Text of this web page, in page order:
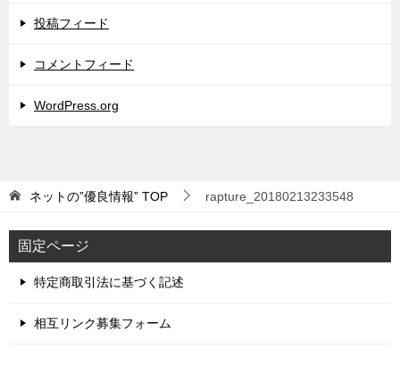
投稿フィード
コメントフィード
WordPress.org
ネットの”優良情報” TOP rapture_20180213233548
固定ページ
特定商取引法に基づく記述
相互リンク募集フォーム